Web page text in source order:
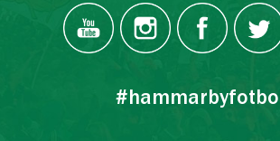
#hammarbyfotboll